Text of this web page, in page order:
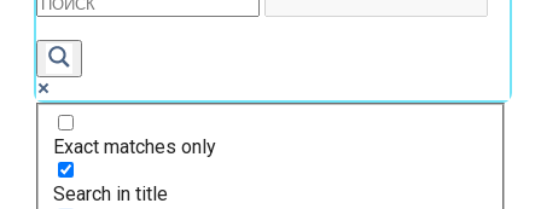
Exact matches only
Search in title